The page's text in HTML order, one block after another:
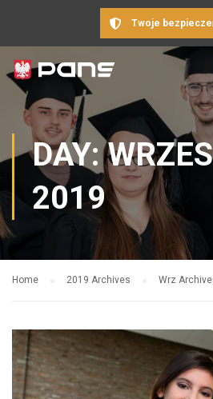
Twoje
DAY:
2019
Home 2019 Archives Wrz